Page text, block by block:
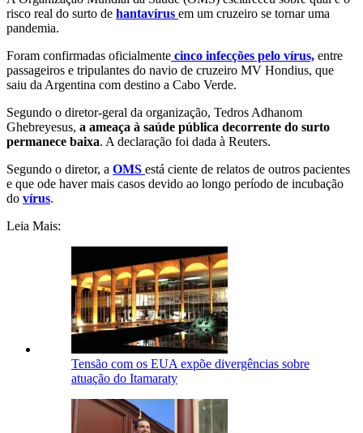
risco real do surto de hantavírus em um cruzeiro se tornar uma
pandemia.
Foram confirmadas oficialmente cinco infecções pelo vírus, entre
passageiros e tripulantes do navio de cruzeiro MV Hondius, que
saiu da Argentina com destino a Cabo Verde.
Segundo o diretor-geral da organização, Tedros Adhanom
Ghebreyesus, a ameaça à saúde pública decorrente do surto
permanece baixa. A declaração foi dada à Reuters.
Segundo o diretor, a OMS está ciente de relatos de outros pacientes
e que ode haver mais casos devido ao longo período de incubação
do vírus.
Leia Mais:
Tensão com os EUA expõe divergências sobre
atuação do Itamaraty